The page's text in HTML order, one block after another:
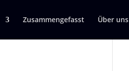
Zusammengefasst Über uns